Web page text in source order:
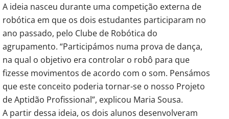
A ideia nasceu durante uma competição externa de
robótica em que os dois estudantes participaram no
ano passado, pelo Clube de Robótica do
agrupamento. “Participámos numa prova de dança,
na qual o objetivo era controlar o robô para que
fizesse movimentos de acordo com o som. Pensámos
que este conceito poderia tornar-se o nosso Projeto
de Aptidão Profissional”, explicou Maria Sousa.
A partir dessa ideia, os dois alunos desenvolveram